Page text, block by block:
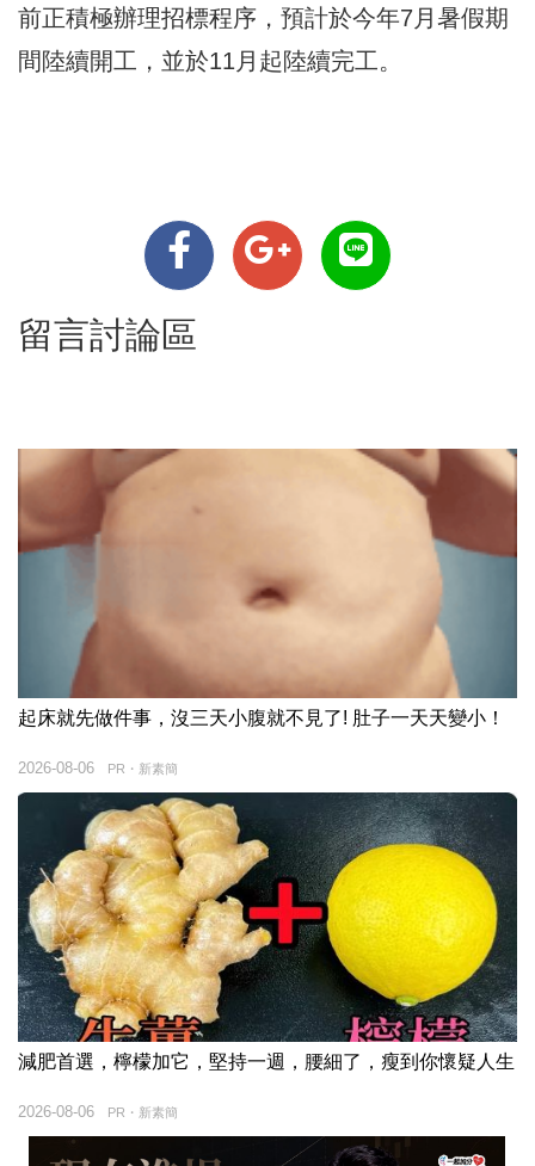
前正積極辦理招標程序，預計於今年7月暑假期
間陸續開工，並於11月起陸續完工。
留言討論區
起床就先做件事，沒三天小腹就不見了! 肚子一天天變小！
PR・新素簡
2026-08-06
減肥首選，檸檬加它，堅持一週，腰細了，瘦到你懷疑人生
PR・新素簡
2026-08-06